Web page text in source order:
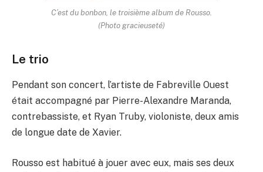
C’est du bonbon, le troisième album de Rousso.
(Photo gracieuseté)
Le trio
Pendant son concert, l’artiste de Fabreville Ouest
était accompagné par Pierre-Alexandre Maranda,
contrebassiste, et Ryan Truby, violoniste, deux amis
de longue date de Xavier.
Rousso est habitué à jouer avec eux, mais ses deux